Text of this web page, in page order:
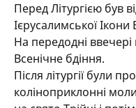
Перед Літургією був
Ієрусалимської
На передодні
Всенічне бдіння.
Після літургії були
коліноприклонні